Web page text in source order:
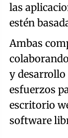
las
estén
Ambas
y
esfuerzos
escritorio
software